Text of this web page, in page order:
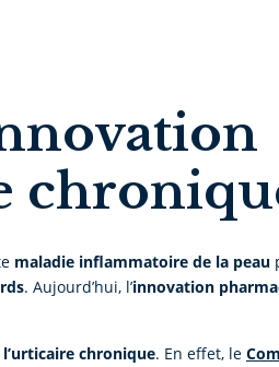
maladie inflammatoire de la peau
. Aujourd’hui, l’innovation
chronique. En effet, le